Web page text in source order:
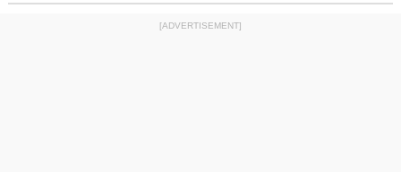
[ADVERTISEMENT]